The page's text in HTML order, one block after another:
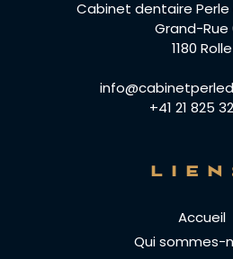
Cabinet dentaire Perle
Grand-Rue
1180 Rolle
+41 21 825
Accueil
Qui sommes-